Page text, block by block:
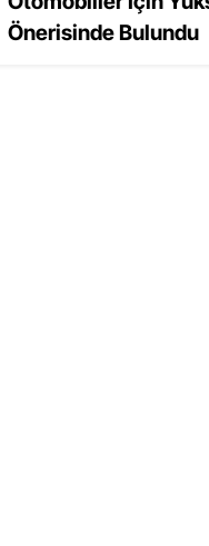
Önerisinde Bulundu